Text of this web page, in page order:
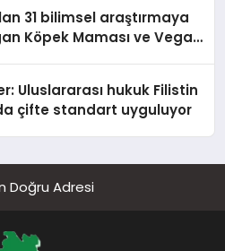
31 bilimsel araştırmaya
Köpek Maması ve Vegan
Uluslararası hukuk Filistin
çifte standart uyguluyor
Doğru Adresi